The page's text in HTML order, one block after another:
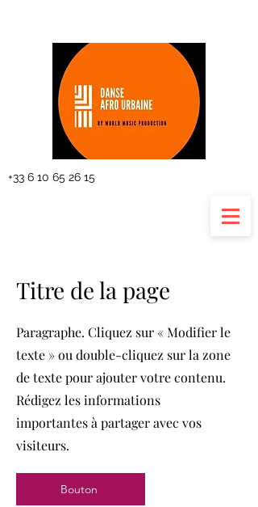
+33 6 10 65 26 15
Titre de la page
Paragraphe. Cliquez sur « Modifier le
texte » ou double-cliquez sur la zone
de texte pour ajouter votre contenu.
Rédigez les informations
importantes à partager avec vos
visiteurs.
Bouton